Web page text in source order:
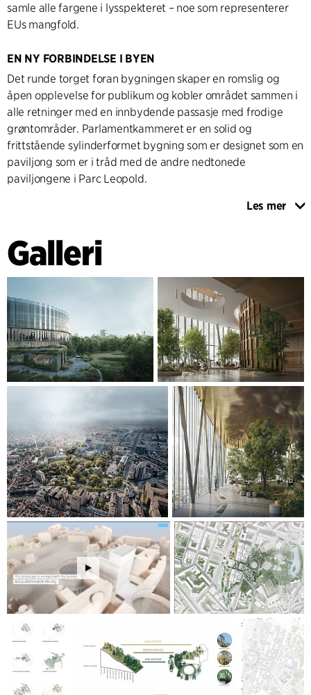
samle alle fargene i lysspekteret – noe som representerer
EUs mangfold.
EN NY FORBINDELSE I BYEN
Det runde torget foran bygningen skaper en romslig og
åpen opplevelse for publikum og kobler området sammen i
alle retninger med en innbydende passasje med frodige
grøntområder. Parlamentkammeret er en solid og
frittstående sylinderformet bygning som er designet som en
paviljong som er i tråd med de andre nedtonede
paviljongene i Parc Leopold.
Tårnet er plassert mot EU-parlamentet i front, hever seg
tråd med symmetrien i Brussels klassiske byplan. På
østsiden skråner tårnet ned med terrasser og frodige
takhager mot møtet med den organiske Parc Leopold. De
nedre etasjene gjør at tårnet ikke fremstår like massivt og
legger til rette for mer interaksjon med byens innbyggere.
EU-parlamentet har som mål å bli vanneffektivt,
energipositivt og CO2-negativt. Fasadene skal ha solceller,
slik at bygningen kan produsere energi. Designen gjør
bygningen til en katalysator for det sosiale samfunnet i EU-
området og resten av Brussel. Kombinert med sirkulære
løsninger, moderne energiinstallasjoner og bærekraftige
byggemetoder gjør dette EU-parlamentet til et globalt
forbilde for bærekraft.
Les mer
Galleri